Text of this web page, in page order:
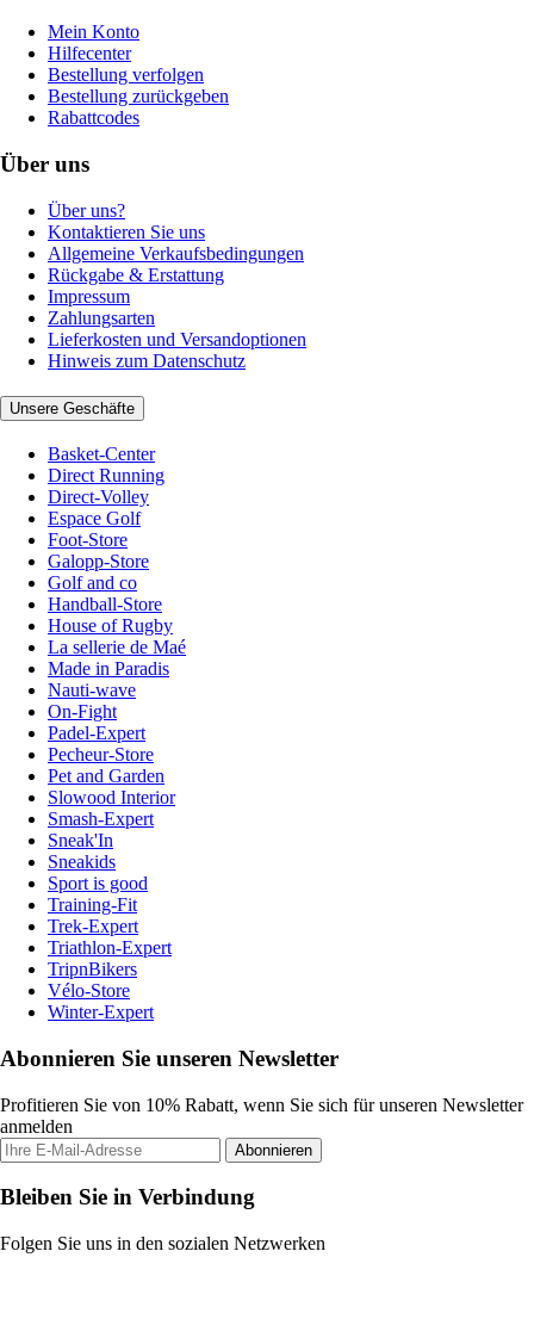
Mein Konto
Hilfecenter
Bestellung verfolgen
Bestellung zurückgeben
Rabattcodes
Über uns
Über uns?
Kontaktieren Sie uns
Allgemeine Verkaufsbedingungen
Rückgabe & Erstattung
Impressum
Zahlungsarten
Lieferkosten und Versandoptionen
Hinweis zum Datenschutz
Unsere Geschäfte
Basket-Center
Direct Running
Direct-Volley
Espace Golf
Foot-Store
Galopp-Store
Golf and co
Handball-Store
House of Rugby
La sellerie de Maé
Made in Paradis
Nauti-wave
On-Fight
Padel-Expert
Pecheur-Store
Pet and Garden
Slowood Interior
Smash-Expert
Sneak'In
Sneakids
Sport is good
Training-Fit
Trek-Expert
Triathlon-Expert
TripnBikers
Vélo-Store
Winter-Expert
Abonnieren Sie unseren Newsletter
Profitieren Sie von 10% Rabatt, wenn Sie sich für unseren Newsletter
anmelden
Abonnieren
Bleiben Sie in Verbindung
Folgen Sie uns in den sozialen Netzwerken